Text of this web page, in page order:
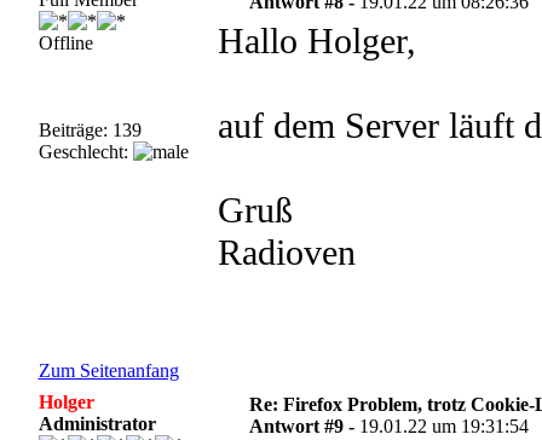
Offline
Beiträge: 139
Geschlecht:
Hallo Holger,
auf dem Server läuft
Gruß
Radioven
Zum Seitenanfang
Holger
Administrator
Re: Firefox Problem, trotz Cookie-
Antwort #9 - 19.01.22 um 19:31:54